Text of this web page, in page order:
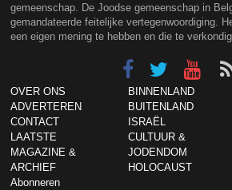
gemeenschap. De Joodse gemeenschap in
gemandateerde feitelijke vertegenwoordiging.
een eigen mening te hebben en die te
OVER ONS
ADVERTEREN
CONTACT
LAATSTE
MAGAZINE &
ARCHIEF
Abonneren
BINNENLAND
BUITENLAND
ISRAËL
CULTUUR &
JODENDOM
HOLOCAUST